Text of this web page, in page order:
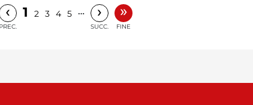
‹
PREC.
1 2 3 4 5 … ›
SUCC.
»
FINE